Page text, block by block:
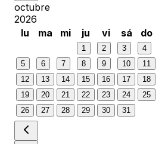
octubre
2026
lu
ma mi ju vi sá do
1 2 3
4
5
6 7 8 9 10
11
12
13 14 15 16 17
18
19
20 21 22 23 24
25
26
27 28 29 30 31